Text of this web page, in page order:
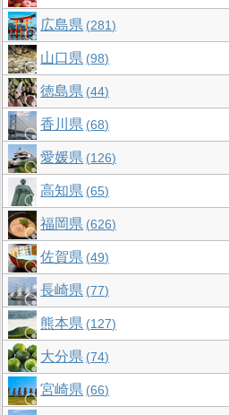
広島県 281
山口県 98
徳島県 44
香川県 68
愛媛県 126
高知県 65
福岡県 626
佐賀県 49
長崎県 77
熊本県 127
大分県 74
宮崎県 66